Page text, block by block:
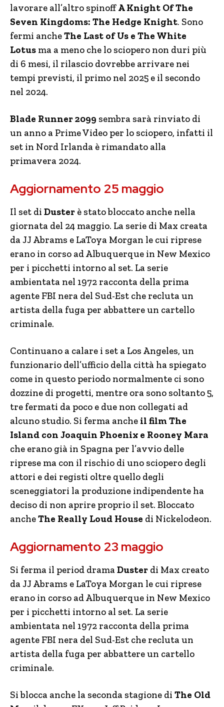
lavorare all’altro spinoffA Knight Of The
Seven Kingdoms: The Hedge Knight. Sono
fermi ancheThe Last of Us e The White
Lotus ma a meno che lo sciopero non duri più
di 6 mesi, il rilascio dovrebbe arrivare nei
tempi previsti, il primo nel 2025 e il secondo
nel 2024.
Blade Runner 2099 sembra sarà rinviato di
un anno a Prime Video per lo sciopero, infatti il
set in Nord Irlanda è rimandato alla
primavera 2024.
Aggiornamento 25 maggio
Il set di Duster è stato bloccato anche nella
giornata del 24 maggio. La serie di Max creata
da JJ Abrams e LaToya Morgan le cui riprese
erano in corso ad Albuquerque in New Mexico
per i picchetti intorno al set. La serie
ambientata nel 1972 racconta della prima
agente FBI nera del Sud-Est che recluta un
artista della fuga per abbattere un cartello
criminale.
Continuano a calare i set a Los Angeles, un
funzionario dell’ufficio della città ha spiegato
come in questo periodo normalmente ci sono
dozzine di progetti, mentre ora sono soltanto 5,
tre fermati da poco e due non collegati ad
alcuno studio. Si ferma anche il film The
Island con Joaquin Phoenix e Rooney Mara
che erano già in Spagna per l’avvio delle
riprese ma con il rischio di uno sciopero degli
attori e dei registi oltre quello degli
sceneggiatori la produzione indipendente ha
deciso di non aprire proprio il set. Bloccato
ancheThe Really Loud House di Nickelodeon.
Aggiornamento 23 maggio
Si ferma il period dramaDuster di Max creato
da JJ Abrams e LaToya Morgan le cui riprese
erano in corso ad Albuquerque in New Mexico
per i picchetti intorno al set. La serie
ambientata nel 1972 racconta della prima
agente FBI nera del Sud-Est che recluta un
artista della fuga per abbattere un cartello
criminale.
Si blocca anche la seconda stagione di The Old